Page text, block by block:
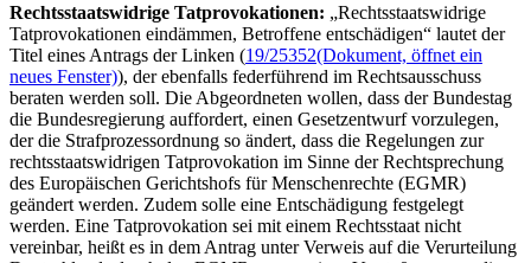
Rechtsstaatswidrige Tatprovokationen: „Rechtsstaatswidrige
Tatprovokationen eindämmen, Betroffene entschädigen“ lautet der
Titel eines Antrags der Linken (19/25352(Dokument, öffnet ein
neues Fenster)), der ebenfalls federführend im Rechtsausschuss
beraten werden soll. Die Abgeordneten wollen, dass der Bundestag
die Bundesregierung auffordert, einen Gesetzentwurf vorzulegen,
der die Strafprozessordnung so ändert, dass die Regelungen zur
rechtsstaatswidrigen Tatprovokation im Sinne der Rechtsprechung
des Europäischen Gerichtshofs für Menschenrechte (EGMR)
geändert werden. Zudem solle eine Entschädigung festgelegt
werden. Eine Tatprovokation sei mit einem Rechtsstaat nicht
vereinbar, heißt es in dem Antrag unter Verweis auf die Verurteilung